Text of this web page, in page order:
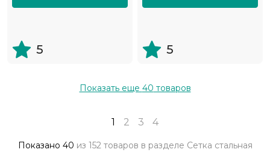
5 5
Показать еще 40 товаров
1 2 3 4
Показано 40 из 152 товаров в разделе Сетка стальная